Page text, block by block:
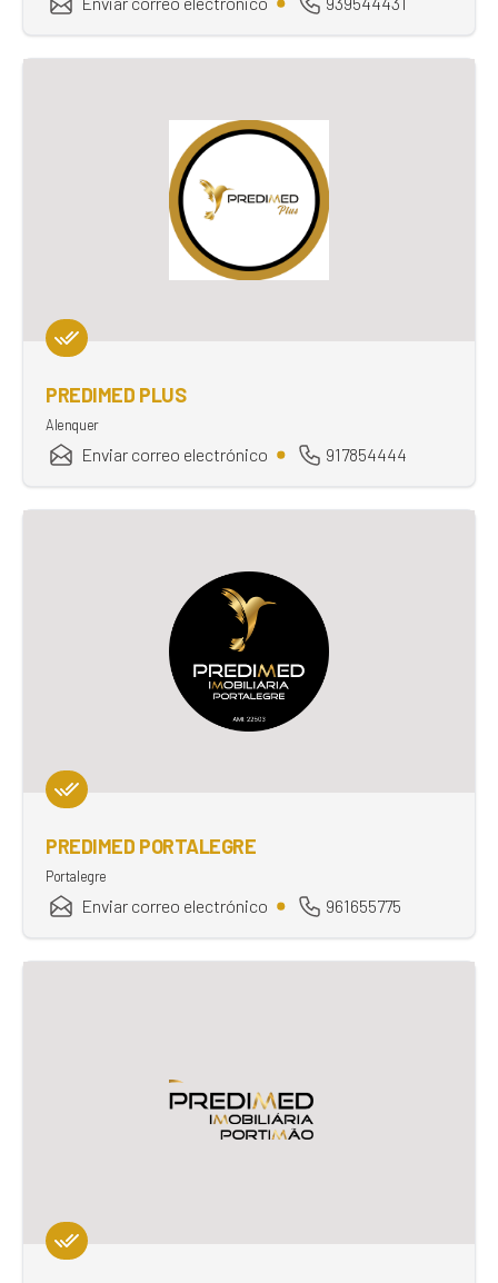
PREDIMED PLUS
Alenquer
Enviar correo electrónico 917854444
PREDIMED PORTALEGRE
Portalegre
Enviar correo electrónico 961655775